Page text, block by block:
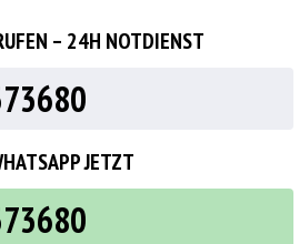
– 24H NOTDIENST
JETZT